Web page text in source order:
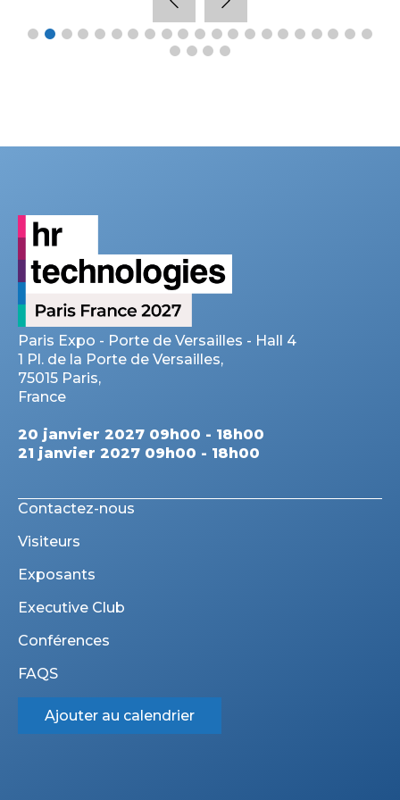
Paris Expo - Porte de Versailles - Hall 4
1 Pl. de la Porte de Versailles,
75015 Paris,
France
20 janvier 2027 09h00 - 18h00
21 janvier 2027 09h00 - 18h00
Contactez-nous
Visiteurs
Exposants
Executive Club
Conférences
FAQS
Ajouter au calendrier